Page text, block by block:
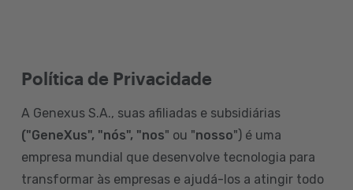
Política de Privacidade
A Genexus S.A., suas afiliadas e subsidiárias
("GeneXus", "nós", "nos" ou "nosso") é uma
empresa mundial que desenvolve tecnologia para
transformar às empresas e ajudá-los a atingir todo